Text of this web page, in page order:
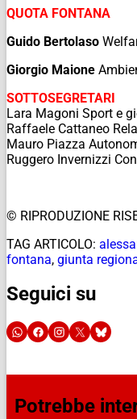
QUOTA FONTANA
Guido Bertolaso
Giorgio Maione
SOTTOSEGRETARI
Lara Magoni Sport e
Raffaele Cattaneo
Mauro Piazza
Ruggero Invernizzi
© RIPRODUZIONE
TAG ARTICOLO:
fontana, giunta
Seguici su
Potrebbe